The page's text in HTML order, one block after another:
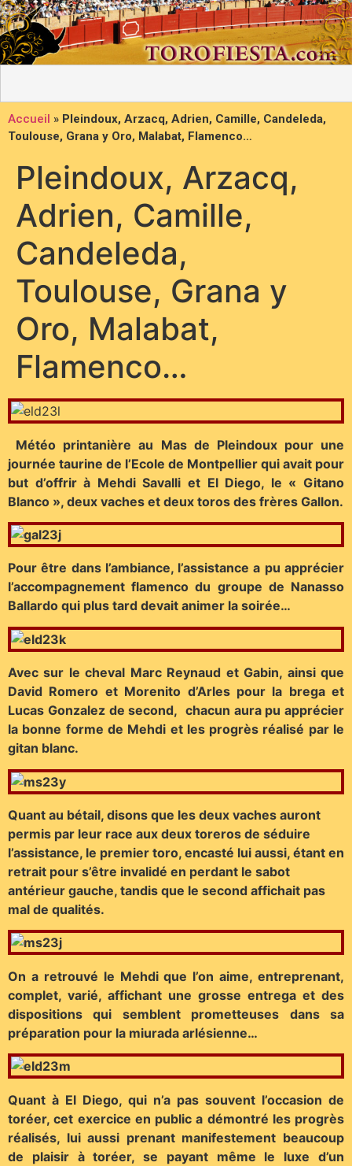
Accueil » Pleindoux, Arzacq, Adrien, Camille, Candeleda,
Toulouse, Grana y Oro, Malabat, Flamenco…
Pleindoux, Arzacq,
Adrien, Camille,
Candeleda,
Toulouse, Grana y
Oro, Malabat,
Flamenco…
Météo printanière au Mas de Pleindoux pour une
journée taurine de l’Ecole de Montpellier qui avait pour
but d’offrir à Mehdi Savalli et El Diego, le « Gitano
Blanco », deux vaches et deux toros des frères Gallon.
Pour être dans l’ambiance, l’assistance a pu apprécier
l’accompagnement flamenco du groupe de Nanasso
Ballardo qui plus tard devait animer la soirée…
Avec sur le cheval Marc Reynaud et Gabin, ainsi que
David Romero et Morenito d’Arles pour la brega et
Lucas Gonzalez de second, chacun aura pu apprécier
la bonne forme de Mehdi et les progrès réalisé par le
gitan blanc.
Quant au bétail, disons que les deux vaches auront
permis par leur race aux deux toreros de séduire
l’assistance, le premier toro, encasté lui aussi, étant en
retrait pour s’être invalidé en perdant le sabot
antérieur gauche, tandis que le second affichait pas
mal de qualités.
On a retrouvé le Mehdi que l’on aime, entreprenant,
complet, varié, affichant une grosse entrega et des
dispositions qui semblent prometteuses dans sa
préparation pour la miurada arlésienne…
Quant à El Diego, qui n’a pas souvent l’occasion de
toréer, cet exercice en public a démontré les progrès
réalisés, lui aussi prenant manifestement beaucoup
de plaisir à toréer, se payant même le luxe d’un